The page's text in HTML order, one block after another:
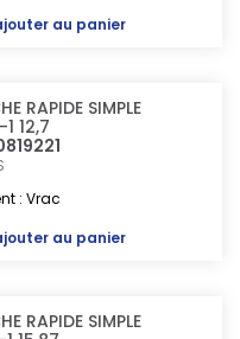
au panier
RAPIDE SIMPLE
12,7
: Vrac
au panier
RAPIDE SIMPLE